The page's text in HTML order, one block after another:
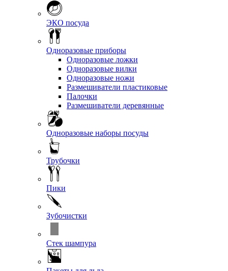
ЭКО посуда
Одноразовые приборы
Одноразовые ложки
Одноразовые вилки
Одноразовые ножи
Размешиватели пластиковые
Палочки
Размешиватели деревянные
Одноразовые наборы посуды
Трубочки
Пики
Зубочистки
Стек шампура